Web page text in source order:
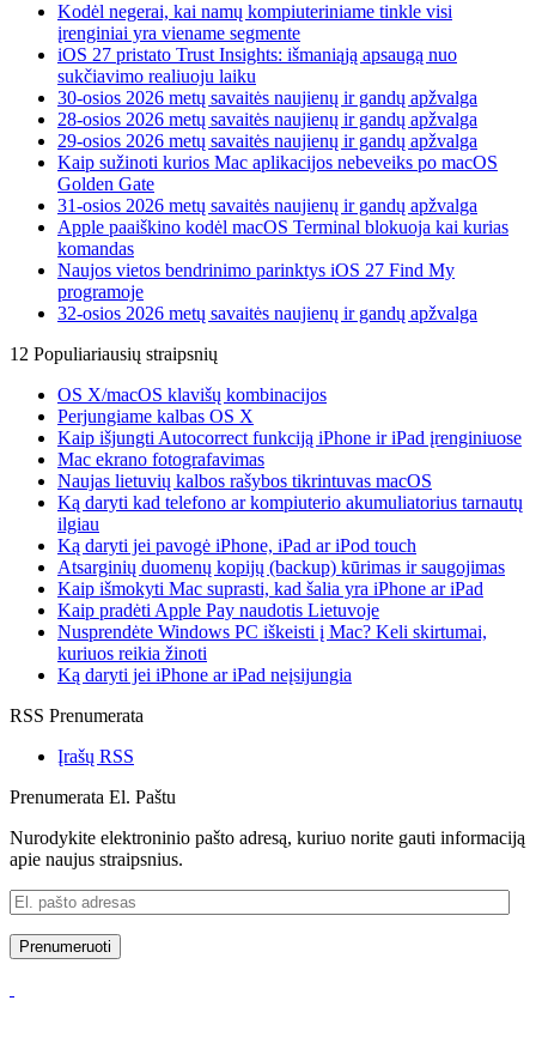
Kodėl negerai, kai namų kompiuteriniame tinkle visi
įrenginiai yra viename segmente
iOS 27 pristato Trust Insights: išmaniąją apsaugą nuo
sukčiavimo realiuoju laiku
30-osios 2026 metų savaitės naujienų ir gandų apžvalga
28-osios 2026 metų savaitės naujienų ir gandų apžvalga
29-osios 2026 metų savaitės naujienų ir gandų apžvalga
Kaip sužinoti kurios Mac aplikacijos nebeveiks po macOS
Golden Gate
31-osios 2026 metų savaitės naujienų ir gandų apžvalga
Apple paaiškino kodėl macOS Terminal blokuoja kai kurias
komandas
Naujos vietos bendrinimo parinktys iOS 27 Find My
programoje
32-osios 2026 metų savaitės naujienų ir gandų apžvalga
12 Populiariausių straipsnių
OS X/macOS klavišų kombinacijos
Perjungiame kalbas OS X
Kaip išjungti Autocorrect funkciją iPhone ir iPad įrenginiuose
Mac ekrano fotografavimas
Naujas lietuvių kalbos rašybos tikrintuvas macOS
Ką daryti kad telefono ar kompiuterio akumuliatorius tarnautų
ilgiau
Ką daryti jei pavogė iPhone, iPad ar iPod touch
Atsarginių duomenų kopijų (backup) kūrimas ir saugojimas
Kaip išmokyti Mac suprasti, kad šalia yra iPhone ar iPad
Kaip pradėti Apple Pay naudotis Lietuvoje
Nusprendėte Windows PC iškeisti į Mac? Keli skirtumai,
kuriuos reikia žinoti
Ką daryti jei iPhone ar iPad neįsijungia
RSS Prenumerata
Įrašų RSS
Prenumerata El. Paštu
Nurodykite elektroninio pašto adresą, kuriuo norite gauti informaciją
apie naujus straipsnius.
El.
pašto
adresas
Prenumeruoti